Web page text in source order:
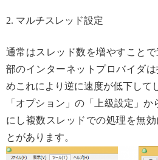
2. マルチスレッド設定
通常はスレッド数を増やすこと
部のインターネットプロバイダ
めこれにより逆に速度が低下して
「オプション」の「上級設定」か
にし複数スレッドでの処理を無
とがあります。